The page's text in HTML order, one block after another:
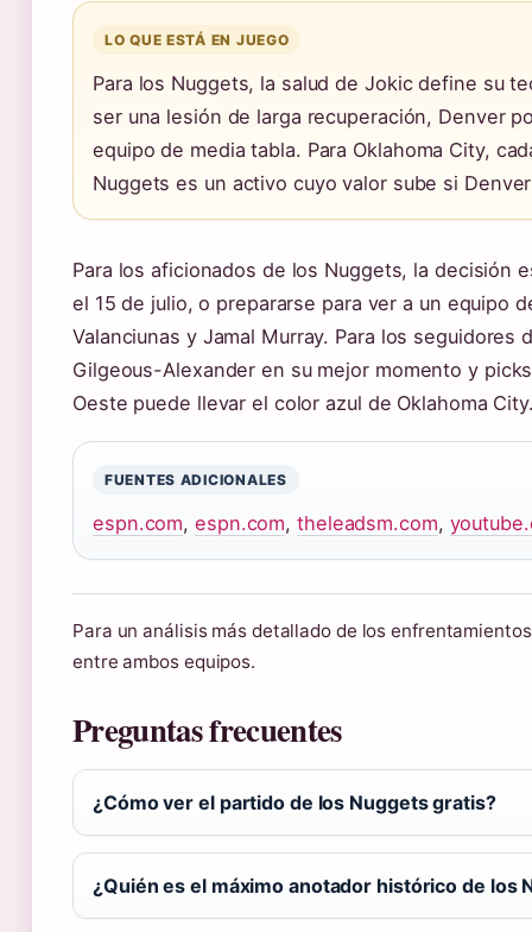
LO QUE ESTÁ EN JUEGO
Para los Nuggets, la salud de Jokic define su
ser una lesión de larga recuperación, Denver
equipo de media tabla. Para Oklahoma City,
Nuggets es un activo cuyo valor sube si
Para los aficionados de los Nuggets, la decisión
el 15 de julio, o prepararse para ver a un equipo
Valanciunas y Jamal Murray. Para los
Gilgeous-Alexander en su mejor momento y
Oeste puede llevar el color azul de Oklahoma
FUENTES ADICIONALES
espn.com,espn.com,theleadsm.com,
Para un análisis más detallado de los
entre ambos equipos.
Preguntas frecuentes
¿Cómo ver el partido de los Nuggets gratis?
¿Quién es el máximo anotador histórico de los